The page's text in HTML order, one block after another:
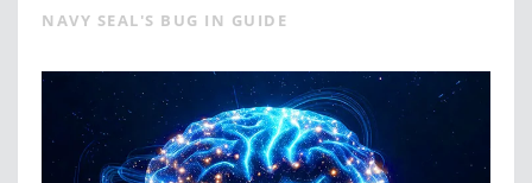
NAVY SEAL'S BUG IN GUIDE